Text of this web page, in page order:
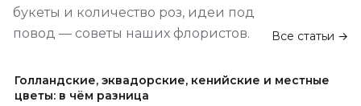
букеты и количество роз, идеи под
повод — советы наших флористов.
Все статьи →
Голландские, эквадорские, кенийские и местные
цветы: в чём разница